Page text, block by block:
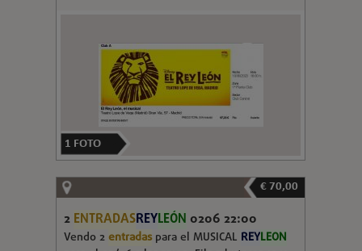
1 FOTO
€ 70,00
2 ENTRADASREYLEÓN 0206 22:00
Vendo 2entradaspara el MUSICAL REYLEON